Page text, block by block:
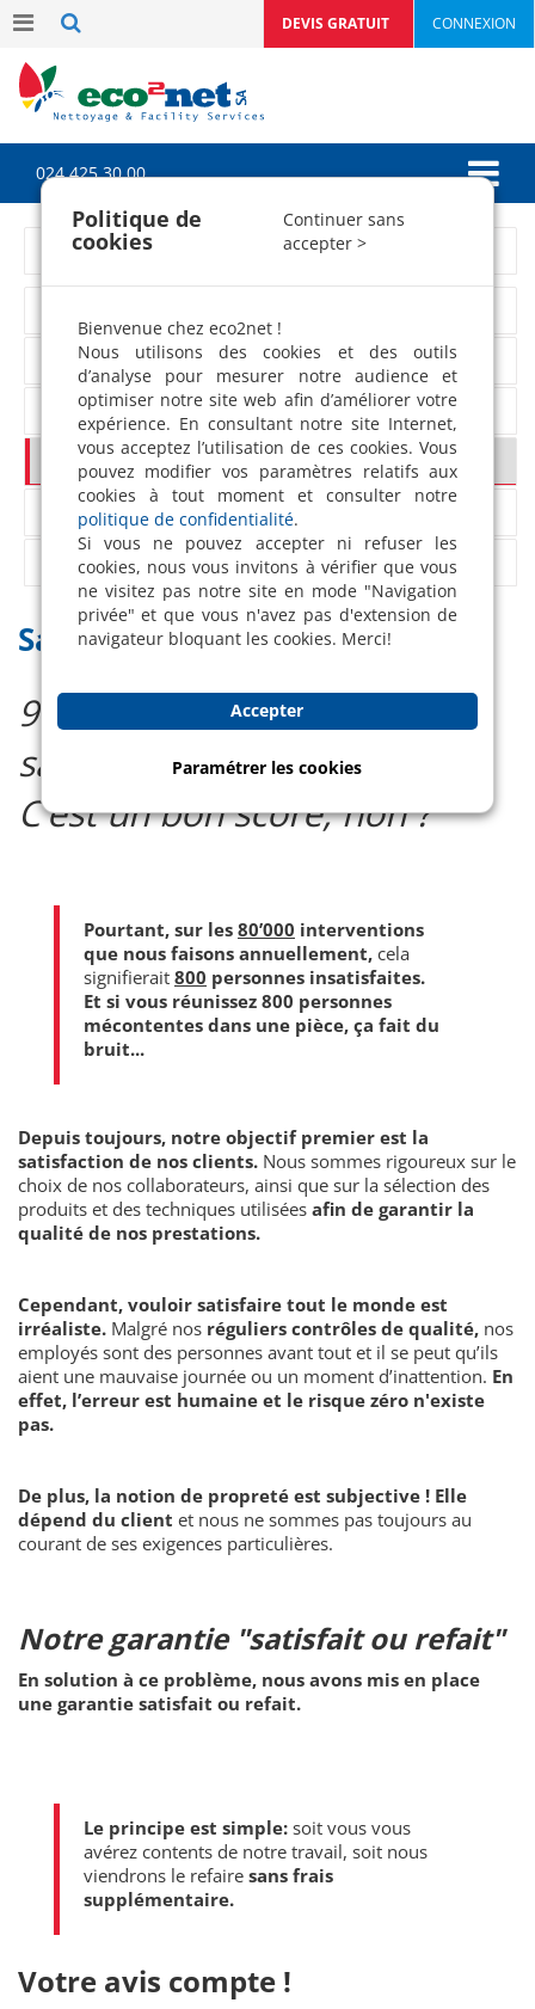
CONNEXION
DEVIS GRATUIT
024 425 30 00
Nos valeurs
La relation client
Nos engagements
Notre garantie Satisfait ou refait
Label 100% Pro
Sécurité au travail
Satisfait ou refait
99% de notre clientèle est
satisfaite de nos services.
C’est un bon score, non ?
Pourtant, sur les 80’000 interventions
que nous faisons annuellement, cela
signifierait 800 personnes insatisfaites.
Et si vous réunissez 800 personnes
mécontentes dans une pièce, ça fait du
bruit...
Depuis toujours, notre objectif premier est la
satisfaction de nos clients. Nous sommes rigoureux sur le
choix de nos collaborateurs, ainsi que sur la sélection des
produits et des techniques utilisées afin de garantir la
qualité de nos prestations.
Cependant, vouloir satisfaire tout le monde est
irréaliste. Malgré nos réguliers contrôles de qualité, nos
employés sont des personnes avant tout et il se peut qu’ils
aient une mauvaise journée ou un moment d’inattention. En
effet, l’erreur est humaine et le risque zéro n'existe
pas.
De plus, la notion de propreté est subjective ! Elle
dépend du client et nous ne sommes pas toujours au
courant de ses exigences particulières.
Notre garantie "satisfait ou refait"
En solution à ce problème, nous avons mis en place
une garantie satisfait ou refait.
Le principe est simple: soit vous vous
avérez contents de notre travail, soit nous
viendrons le refaire sans frais
supplémentaire.
Votre avis compte !
Politique de
cookies
Continuer sans
accepter >
Bienvenue chez eco2net !
Nous utilisons des cookies et des outils
d’analyse pour mesurer notre audience et
optimiser notre site web afin d’améliorer votre
expérience. En consultant notre site Internet,
vous acceptez l’utilisation de ces cookies. Vous
pouvez modifier vos paramètres relatifs aux
cookies à tout moment et consulter notre
politique de confidentialité.
Si vous ne pouvez accepter ni refuser les
cookies, nous vous invitons à vérifier que vous
ne visitez pas notre site en mode "Navigation
privée" et que vous n'avez pas d'extension de
navigateur bloquant les cookies. Merci!
Accepter
Paramétrer les cookies